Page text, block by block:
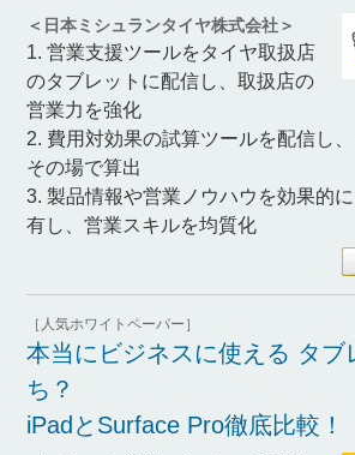
＜日本ミシュランタイヤ株式会社＞
1. 営業支援ツールをタイヤ取扱店
のタブレットに配信し、取扱店の
営業力を強化
2. 費用対効果の試算ツールを配信し
その場で算出
3. 製品情報や営業ノウハウを効果的
有し、営業スキルを均質化
［人気ホワイトペーパー］
本当にビジネスに使える タブ
ち？
iPadとSurface Pro徹底比較！